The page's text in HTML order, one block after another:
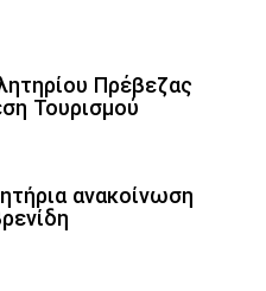
Πρέβεζας
Τουρισμού
ανακοίνωση